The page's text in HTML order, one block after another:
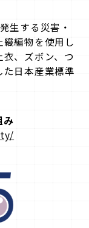
生する災害・
編物を使用し
、ズボン、つ
日本産業標準
み